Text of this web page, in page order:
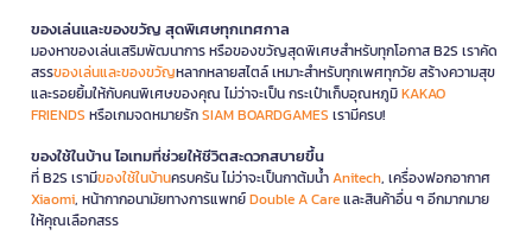
ของเล่นและของขวัญ สุดพิเศษทุกเทศกาล
มองหาของเล่นเสริมพัฒนาการ หรือของขวัญสุดพิเศษสำหรับทุกโอกาส B2S เราคัด
สรรของเล่นและของขวัญหลากหลายสไตล์ เหมาะสำหรับทุกเพศทุกวัย สร้างความสุข
และรอยยิ้มให้กับคนพิเศษของคุณ ไม่ว่าจะเป็น กระเป๋าเก็บอุณหภูมิKAKAO
FRIENDS หรือเกมจดหมายรักSIAM BOARDGAMES เรามีครบ!
ของใช้ในบ้าน ไอเทมที่ช่วยให้ชีวิตสะดวกสบายขึ้น
ที่ B2S เรามีของใช้ในบ้านครบครัน ไม่ว่าจะเป็นกาต้มน้ำAnitech, เครื่องฟอกอากาศ
Xiaomi, หน้ากากอนามัยทางการแพทย์Double A Careและสินค้าอื่น ๆ อีกมากมาย
ให้คุณเลือกสรร